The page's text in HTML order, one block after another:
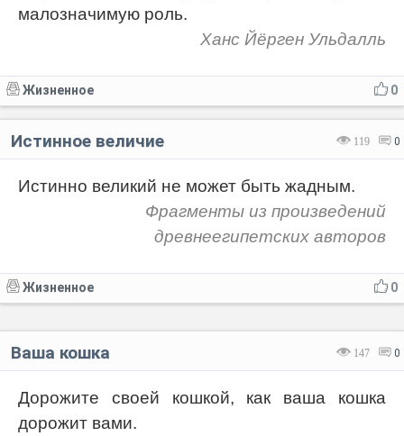
малозначимую роль.
Ханс Йёрген Ульдалль
0
Жизненное
119 0
Истинное величие
Истинно великий не может быть жадным.
Фрагменты из произведений
древнеегипетских авторов
0
Жизненное
147 0
Ваша кошка
Дорожите своей кошкой, как ваша кошка
дорожит вами.